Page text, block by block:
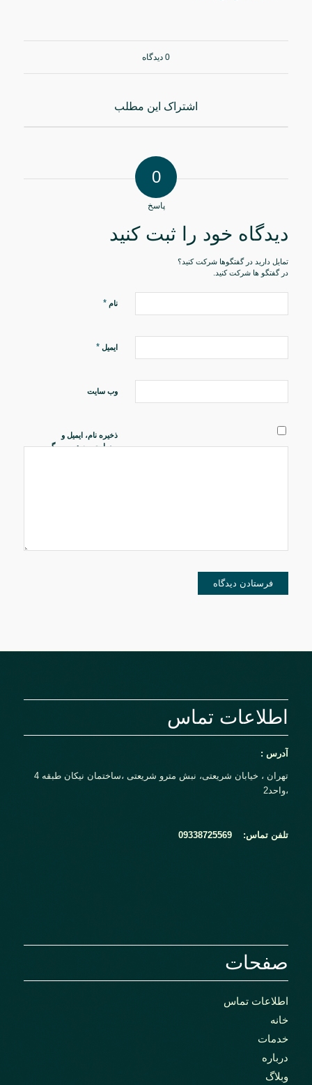
0 دیدگاه
اشتراک این مطلب
0
پاسخ
دیدگاه خود را ثبت کنید
تمایل دارید در گفتگوها شرکت کنید؟
در گفتگو ها شرکت کنید.
نام *
ایمیل *
وب‌ سایت
ذخیره نام، ایمیل و
وبسایت من در مرورگر
اطلاعات تماس
آدرس :
تهران ، خیابان شریعتی، نبش مترو شریعتی ،ساختمان نیکان طبقه 4
،واحد2
تلفن تماس: 09338725569
صفحات
اطلاعات تماس
خانه
خدمات
درباره
وبلاگ